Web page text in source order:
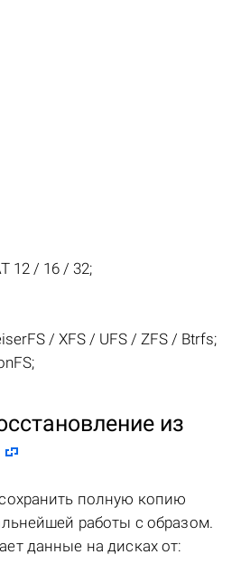
12 / 16 / 32;
/ XFS / UFS / ZFS / Btrfs;
из
полную копию
работы с образом.
данные на дисках от: